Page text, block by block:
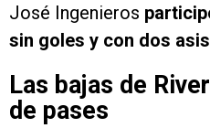
José Ingenieros
sin goles y con dos
Las bajas de
de pases